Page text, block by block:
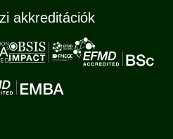
akkreditációk